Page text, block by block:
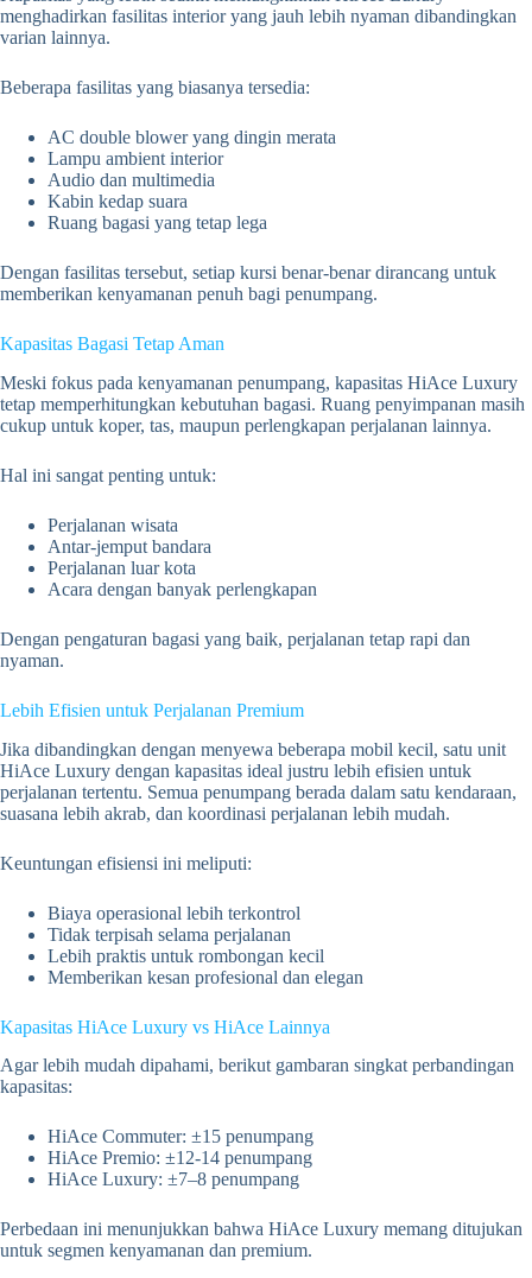
menghadirkan fasilitas interior yang jauh lebih nyaman dibandingkan
varian lainnya.
Beberapa fasilitas yang biasanya tersedia:
AC double blower yang dingin merata
Lampu ambient interior
Audio dan multimedia
Kabin kedap suara
Ruang bagasi yang tetap lega
Dengan fasilitas tersebut, setiap kursi benar-benar dirancang untuk
memberikan kenyamanan penuh bagi penumpang.
Kapasitas Bagasi Tetap Aman
Meski fokus pada kenyamanan penumpang, kapasitas HiAce Luxury
tetap memperhitungkan kebutuhan bagasi. Ruang penyimpanan masih
cukup untuk koper, tas, maupun perlengkapan perjalanan lainnya.
Hal ini sangat penting untuk:
Perjalanan wisata
Antar-jemput bandara
Perjalanan luar kota
Acara dengan banyak perlengkapan
Dengan pengaturan bagasi yang baik, perjalanan tetap rapi dan
nyaman.
Lebih Efisien untuk Perjalanan Premium
Jika dibandingkan dengan menyewa beberapa mobil kecil, satu unit
HiAce Luxury dengan kapasitas ideal justru lebih efisien untuk
perjalanan tertentu. Semua penumpang berada dalam satu kendaraan,
suasana lebih akrab, dan koordinasi perjalanan lebih mudah.
Keuntungan efisiensi ini meliputi:
Biaya operasional lebih terkontrol
Tidak terpisah selama perjalanan
Lebih praktis untuk rombongan kecil
Memberikan kesan profesional dan elegan
Kapasitas HiAce Luxury vs HiAce Lainnya
Agar lebih mudah dipahami, berikut gambaran singkat perbandingan
kapasitas:
HiAce Commuter: ±15 penumpang
HiAce Premio: ±12-14 penumpang
HiAce Luxury: ±7–8 penumpang
Perbedaan ini menunjukkan bahwa HiAce Luxury memang ditujukan
untuk segmen kenyamanan dan premium.